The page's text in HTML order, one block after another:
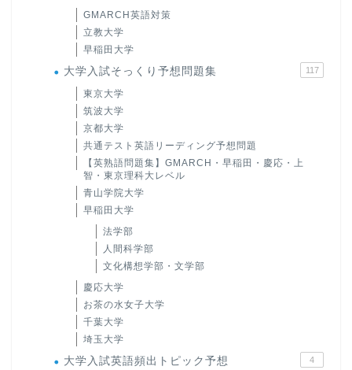
GMARCH英語対策
立教大学
早稲田大学
大学入試そっくり予想問題集 117
東京大学
筑波大学
京都大学
共通テスト英語リーディング予想問題
【英熟語問題集】GMARCH・早稲田・慶応・上
智・東京理科大レベル
青山学院大学
早稲田大学
法学部
人間科学部
文化構想学部・文学部
慶応大学
お茶の水女子大学
千葉大学
埼玉大学
大学入試英語頻出トピック予想 4